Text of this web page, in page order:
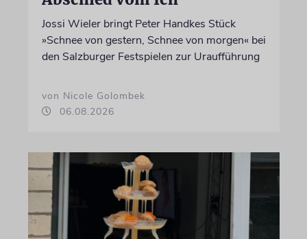
Jossi Wieler bringt Peter Handkes Stück
»Schnee von gestern, Schnee von morgen« bei
den Salzburger Festspielen zur Uraufführung
von Nicole Golombek
06.08.2026